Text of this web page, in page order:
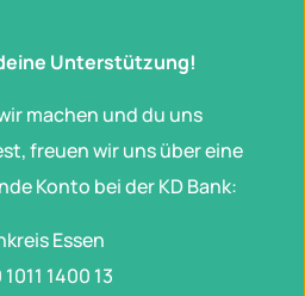
Unterstützung!
machen und du uns
freuen wir uns über eine
Konto bei der KD Bank:
Essen
1400 13